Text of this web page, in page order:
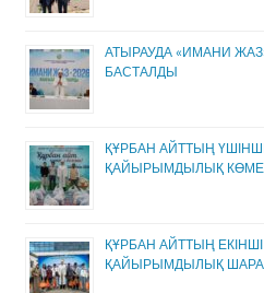
АТЫРАУДА «ИМАНИ
БАСТАЛДЫ
ҚҰРБАН АЙТТЫҢ
ҚАЙЫРЫМДЫЛЫҚ КӨМЕК
ҚҰРБАН АЙТТЫҢ ЕКІНШІ
ҚАЙЫРЫМДЫЛЫҚ